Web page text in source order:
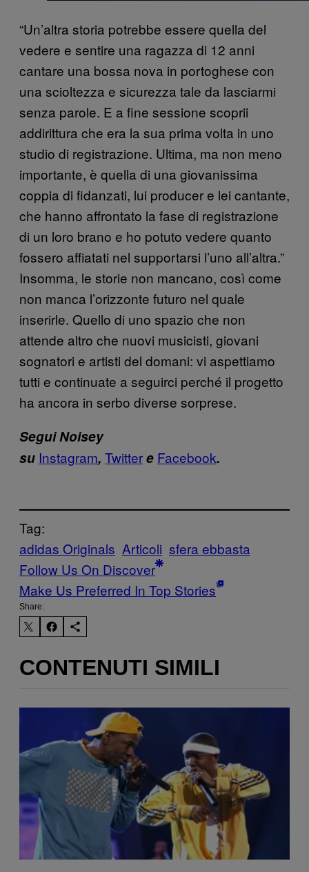
“Un’altra storia potrebbe essere quella del
vedere e sentire una ragazza di 12 anni
cantare una bossa nova in portoghese con
una scioltezza e sicurezza tale da lasciarmi
senza parole. E a fine sessione scoprii
addirittura che era la sua prima volta in uno
studio di registrazione. Ultima, ma non meno
importante, è quella di una giovanissima
coppia di fidanzati, lui producer e lei cantante,
che hanno affrontato la fase di registrazione
di un loro brano e ho potuto vedere quanto
fossero affiatati nel supportarsi l’uno all’altra.”
Insomma, le storie non mancano, così come
non manca l’orizzonte futuro nel quale
inserirle. Quello di uno spazio che non
attende altro che nuovi musicisti, giovani
sognatori e artisti del domani: vi aspettiamo
tutti e continuate a seguirci perché il progetto
ha ancora in serbo diverse sorprese.
Segui Noisey
su Instagram, Twittere Facebook.
Tag:
adidas Originals Articoli sfera ebbasta
Follow Us On Discover
Make Us Preferred In Top Stories
Share:
CONTENUTI SIMILI